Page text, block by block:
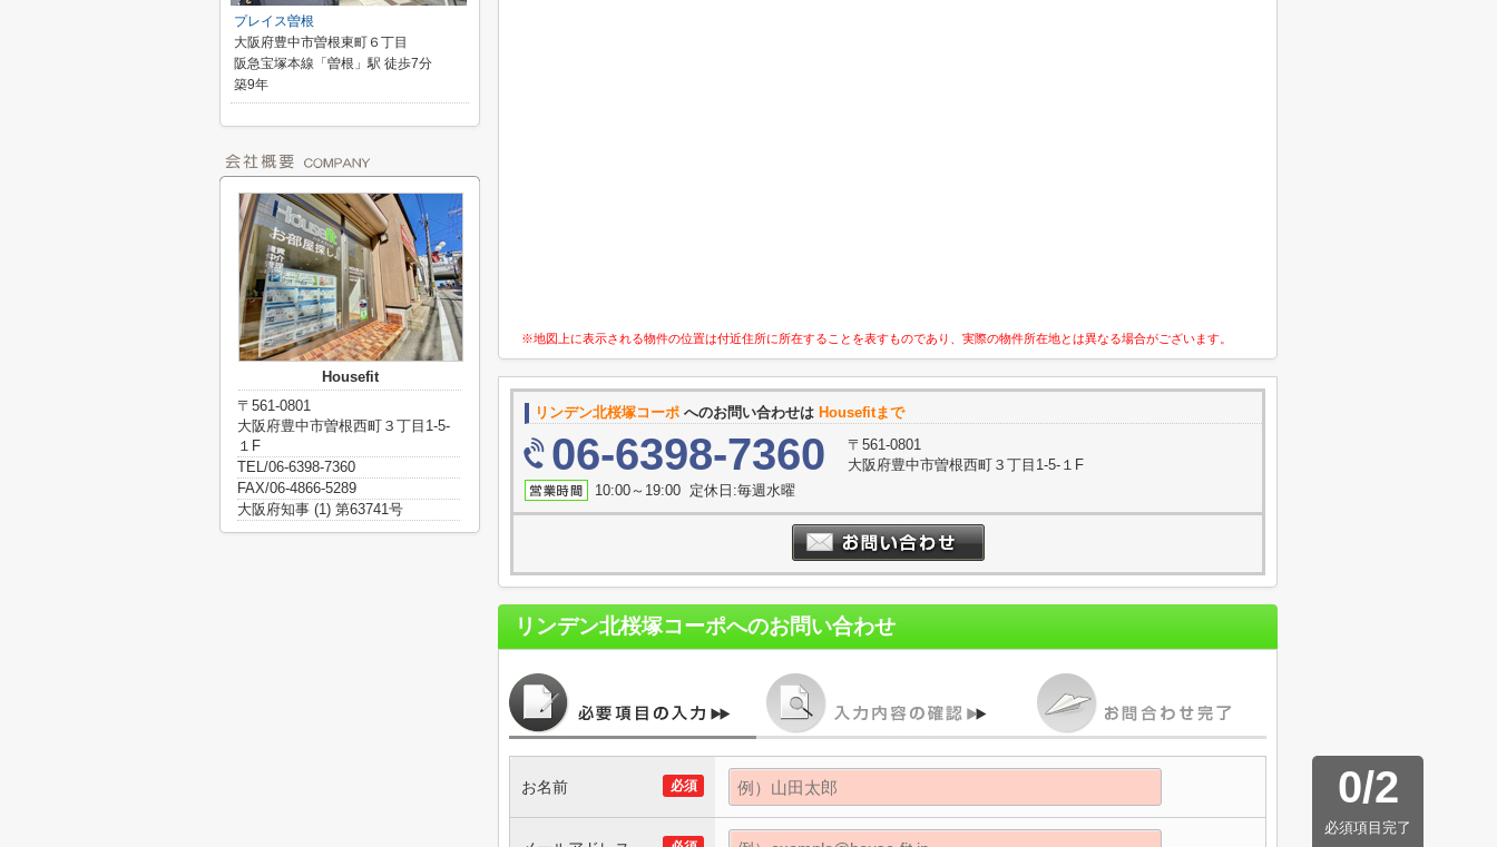
※地図上に表示される物件の位置は付近住所に所在することを表すものであり、実際の物件所在地とは異なる場合がございます。
リンデン北桜塚コーポ へのお問い合わせは Housefitまで
06-6398-7360
〒561-0801
大阪府豊中市曽根西町３丁目1-5-１F
10:00～19:00 定休日:毎週水曜
リンデン北桜塚コーポへのお問い合わせ
0/2
必須項目完了
必須
お名前
プレイス曽根
大阪府豊中市曽根東町６丁目
阪急宝塚本線「曽根」駅 徒歩7分
築9年
Housefit
〒561-0801
大阪府豊中市曽根西町３丁目1-5-
１F
TEL/06-6398-7360
FAX/06-4866-5289
大阪府知事 (1) 第63741号